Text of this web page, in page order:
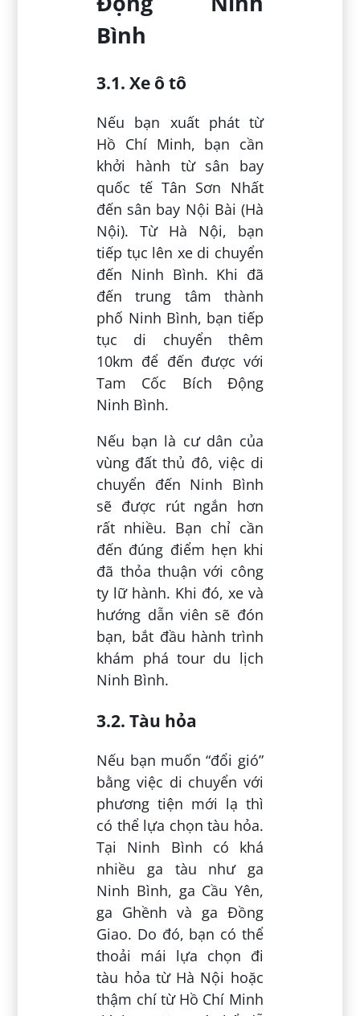
Bình
3.1. Xe ô tô
Nếu bạn xuất phát từ
Hồ Chí Minh, bạn cần
khởi hành từ sân bay
quốc tế Tân Sơn Nhất
đến sân bay Nội Bài (Hà
Nội). Từ Hà Nội, bạn
tiếp tục lên xe di chuyển
đến Ninh Bình. Khi đã
đến trung tâm thành
phố Ninh Bình, bạn tiếp
tục di chuyển thêm
10km để đến được với
Tam Cốc Bích Động
Ninh Bình.
Nếu bạn là cư dân của
vùng đất thủ đô, việc di
chuyển đến Ninh Bình
sẽ được rút ngắn hơn
rất nhiều. Bạn chỉ cần
đến đúng điểm hẹn khi
đã thỏa thuận với công
ty lữ hành. Khi đó, xe và
hướng dẫn viên sẽ đón
bạn, bắt đầu hành trình
khám phá tour du lịch
Ninh Bình.
3.2. Tàu hỏa
Nếu bạn muốn “đổi gió”
bằng việc di chuyển với
phương tiện mới lạ thì
có thể lựa chọn tàu hỏa.
Tại Ninh Bình có khá
nhiều ga tàu như ga
Ninh Bình, ga Cầu Yên,
ga Ghềnh và ga Đồng
Giao. Do đó, bạn có thể
thoải mái lựa chọn đi
tàu hỏa từ Hà Nội hoặc
thậm chí từ Hồ Chí Minh